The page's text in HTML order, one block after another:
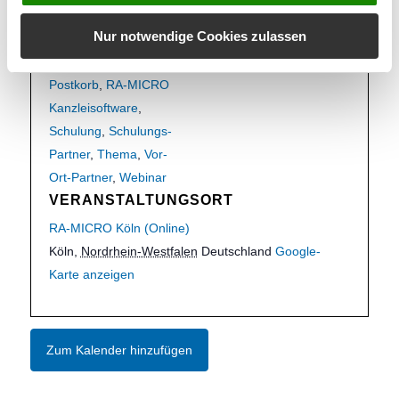
Nur notwendige Cookies zulassen
Kunden,grundlagen,
Informationen für,
Posteingang,
Postkorb, RA-MICRO
Kanzleisoftware,
Schulung, Schulungs-
Partner, Thema, Vor-
Ort-Partner, Webinar
VERANSTALTUNGSORT
RA-MICRO Köln (Online)
Köln, Nordrhein-Westfalen Deutschland Google-
Karte anzeigen
Zum Kalender hinzufügen